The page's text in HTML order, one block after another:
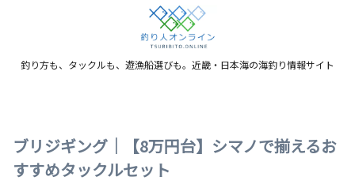
釣り方も、タックルも、遊漁船選びも。近畿・日本海の海釣り情報サイト
ブリジギング｜【8万円台】シマノで揃えるお
すすめタックルセット